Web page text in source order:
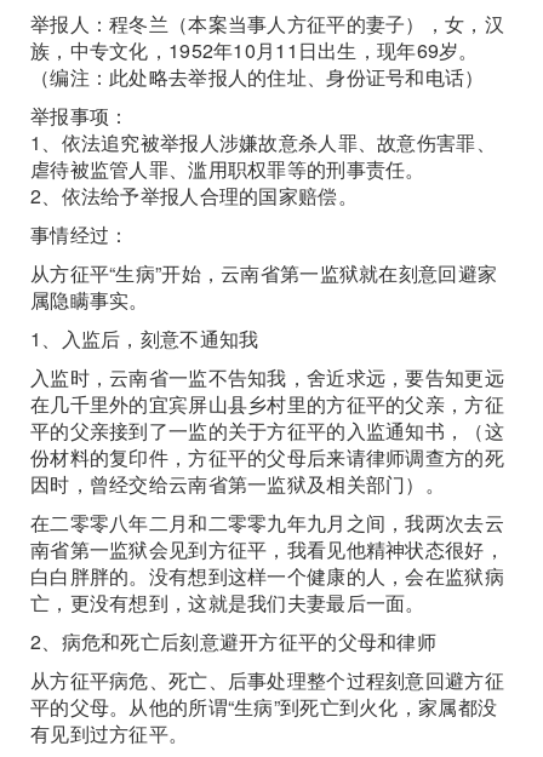
举报人：程冬兰（本案当事人方征平的妻子），女，汉
族，中专文化，1952年10月11日出生，现年69岁。
（编注：此处略去举报人的住址、身份证号和电话）
举报事项：
1、依法追究被举报人涉嫌故意杀人罪、故意伤害罪、
虐待被监管人罪、滥用职权罪等的刑事责任。
2、依法给予举报人合理的国家赔偿。
事情经过：
从方征平“生病”开始，云南省第一监狱就在刻意回避家
属隐瞒事实。
1、入监后，刻意不通知我
入监时，云南省一监不告知我，舍近求远，要告知更远
在几千里外的宜宾屏山县乡村里的方征平的父亲，方征
平的父亲接到了一监的关于方征平的入监通知书，（这
份材料的复印件，方征平的父母后来请律师调查方的死
因时，曾经交给云南省第一监狱及相关部门）。
在二零零八年二月和二零零九年九月之间，我两次去云
南省第一监狱会见到方征平，我看见他精神状态很好，
白白胖胖的。没有想到这样一个健康的人，会在监狱病
亡，更没有想到，这就是我们夫妻最后一面。
2、病危和死亡后刻意避开方征平的父母和律师
从方征平病危、死亡、后事处理整个过程刻意回避方征
平的父母。从他的所谓“生病”到死亡到火化，家属都没
有见到过方征平。